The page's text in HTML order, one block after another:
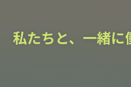
私たちと、一緒に